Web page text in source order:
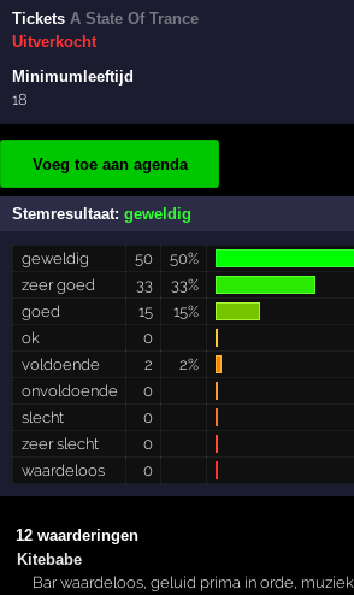
TicketsA State Of Trance
Uitverkocht
Minimumleeftijd
18
Voeg toe aan agenda
Stemresultaat:geweldig
geweldig 50
50%
zeer goed
33
33%
goed
15
15%
ok
0
voldoende
2
2%
onvoldoende
0
slecht
0
zeer slecht
0
waardeloos
0
12 waarderingen
Kitebabe
Bar waardeloos, geluid prima in orde,